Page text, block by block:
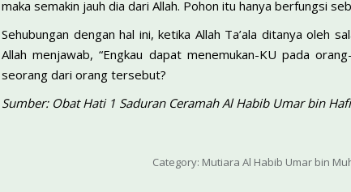
maka semakin jauh dia dari Allah. Pohon itu hanya berfungsi
Sehubungan dengan hal ini, ketika Allah Ta’ala ditanya oleh
Allah menjawab, “Engkau dapat menemukan-KU pada
seorang dari orang tersebut?
Sumber: Obat Hati 1 Saduran Ceramah Al Habib Umar bin
Category: Mutiara Al Habib Umar bin